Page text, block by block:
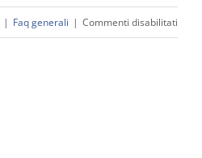
| Faq generali | Commenti disabilitati